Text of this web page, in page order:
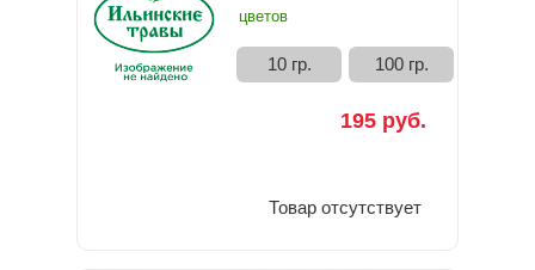
цветов
10 гр. 100 гр.
195 руб.
Товар отсутствует